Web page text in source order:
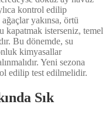
kontrol edilip
yakınsa, örtü
kapatmak isterseniz, temel
Bu dönemde, su
kimyasallar
Yeni sezona
edilip test edilmelidir.
Sık